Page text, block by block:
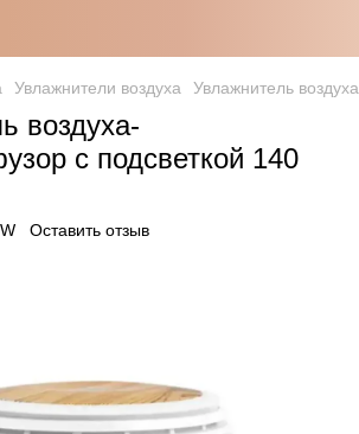
Увлажнители воздуха Увлажнитель
воздуха-
с подсветкой 140
Оставить отзыв